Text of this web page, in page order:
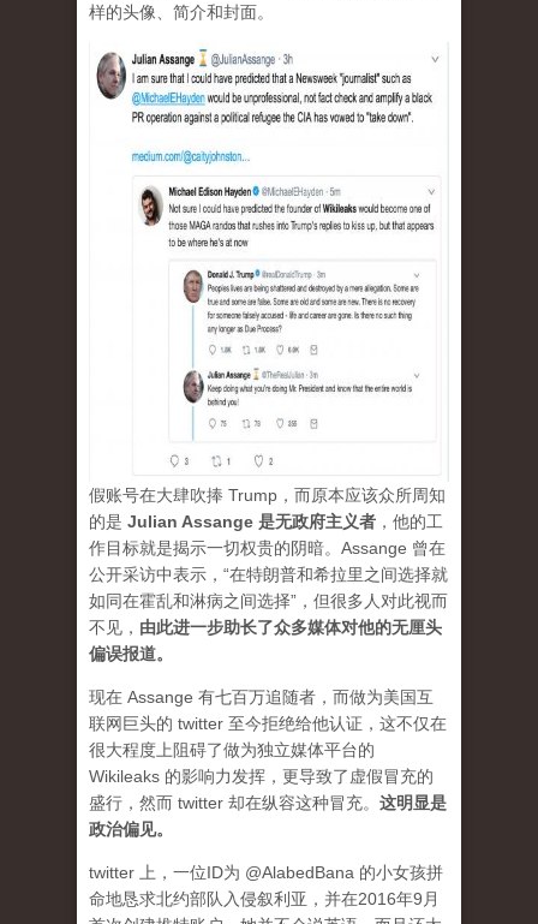
样的头像、简介和封面。
假账号在大肆吹捧 Trump，而原本应该众所周知
的是 Julian Assange 是无政府主义者 ，他的工
作目标就是揭示一切权贵的阴暗。Assange 曾在
公开采访中表示，“在特朗普和希拉里之间选择就
如同在霍乱和淋病之间选择”，但很多人对此视而
不见， 由此进一步助长了众多媒体对他的无厘头
偏误报道。
现在 Assange 有七百万追随者，而做为美国互
联网巨头的 twitter 至今拒绝给他认证，这不仅在
很大程度上阻碍了做为独立媒体平台的
Wikileaks 的影响力发挥，更导致了虚假冒充的
盛行，然而 twitter 却在纵容这种冒充。 这明显是
政治偏见。
twitter 上，一位ID为 @AlabedBana 的小女孩拼
命地恳求北约部队入侵叙利亚，并在2016年9月